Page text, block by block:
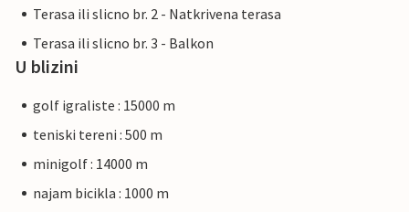
Terasa ili slicno br. 2 - Natkrivena terasa
Terasa ili slicno br. 3 - Balkon
U blizini
golf igraliste : 15000 m
teniski tereni : 500 m
minigolf : 14000 m
najam bicikla : 1000 m